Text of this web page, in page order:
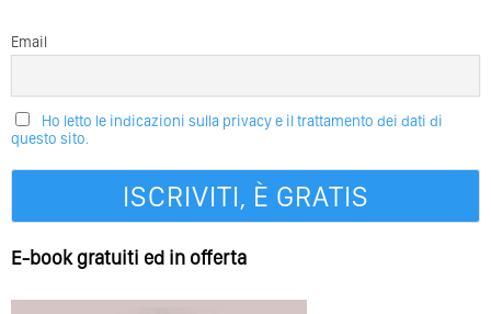
Email
Ho letto le indicazioni sulla privacy e il trattamento dei dati di
questo sito.
E-book gratuiti ed in offerta